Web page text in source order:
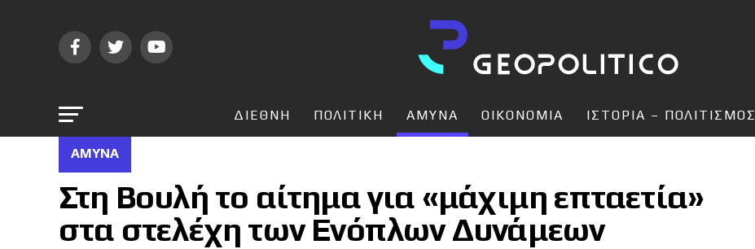
ΔΙΕΘΝΗ ΠΟΛΙΤΙΚΗ ΑΜΥΝΑ ΟΙΚΟΝΟΜΙΑ ΙΣΤΟΡΙΑ – ΠΟΛΙΤΙΣΜΟΣ
ΆΜΥΝΑ
Στη Βουλή το αίτημα για «μάχιμη επταετία»
στα στελέχη των Ενόπλων Δυνάμεων